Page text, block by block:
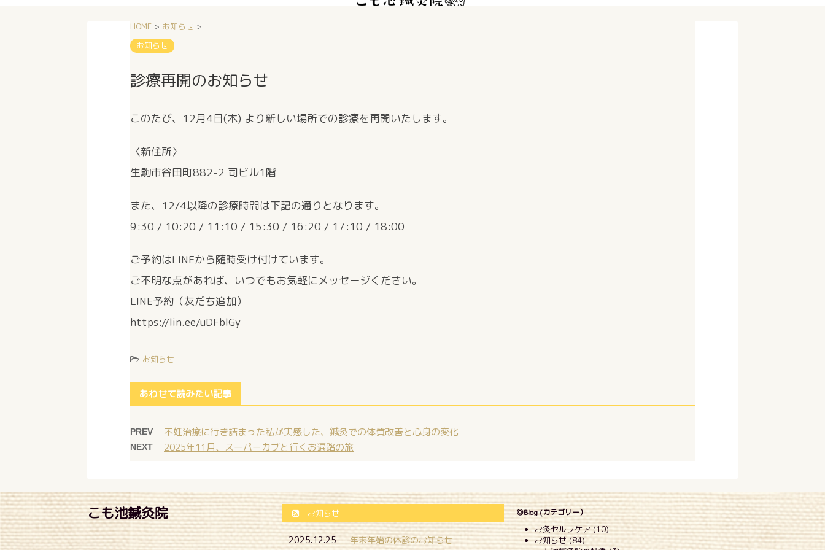
HOME > お知らせ >
お知らせ
診療再開のお知らせ
このたび、12月4日(木) より新しい場所での診療を再開いたします。
〈新住所〉
生駒市谷田町882-2 司ビル1階
また、12/4以降の診療時間は下記の通りとなります。
9:30 / 10:20 / 11:10 / 15:30 / 16:20 / 17:10 / 18:00
ご予約はLINEから随時受け付けています。
ご不明な点があれば、いつでもお気軽にメッセージください。
LINE予約（友だち追加）
https://lin.ee/uDFblGy
-お知らせ
あわせて読みたい記事
PREV 不妊治療に行き詰まった私が実感した、鍼灸での体質改善と心身の変化
NEXT 2025年11月、スーパーカブと行くお遍路の旅
お知らせ
2025.12.25 年末年始の休診のお知らせ
◎Blog (カテゴリー）
お灸セルフケア (10)
お知らせ (84)
こも池鍼灸院